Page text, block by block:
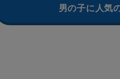
男の子に人気